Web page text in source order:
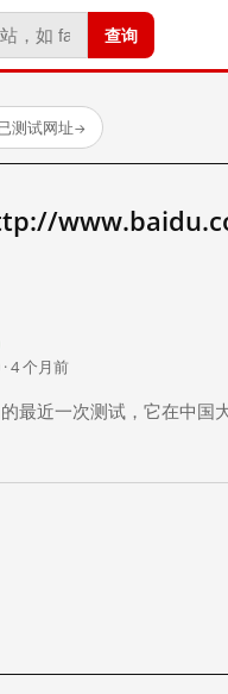
查询
测试网址→
4 个月前
最近一次测试，它在中国